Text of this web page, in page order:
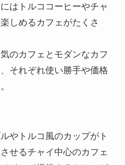
はトルココーヒーやチャ
しめるカフェがたくさ
のカフェとモダンなカフ
それぞれ使い勝手や価格
やトルコ風のカップがト
せるチャイ中心のカフェ